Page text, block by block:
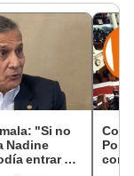
"Si no
Nadine
entrar en